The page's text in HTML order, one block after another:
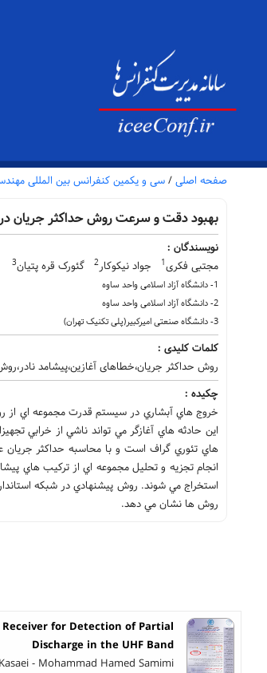
صفحه اصلی /سی و یکمین کنفرانس بین المللی
بهبود دقت و سرعت روش حداکثر جریان
نویسندگان :
مجتبی فکری1 جواد نیکوکار2 گئورک قره پتیان3
1- دانشگاه آزاد اسلامی واحد ساوه
2- دانشگاه آزاد اسلامی واحد ساوه
3- دانشگاه صنعتی امیرکبیر(پلی تکنیک تهران)
کلمات کلیدی :
روش حداکثر جریان،خطاهای آغازین،پیشامد
چکیده :
خروج هاي آبشاري در سيستم قدرت مجموعه اي از
اين حادثه هاي آغازگر مي تواند ناشي از خرابي
هاي تئوري گراف است و با محاسبه حداكثر جريان
انجام تجزيه و تحليل مجموعه اي از تركيب هاي
روش ها نشان مي دهد.
for Detection of Partial
Discharge in the UHF Band
- Mohammad Hamed Samimi